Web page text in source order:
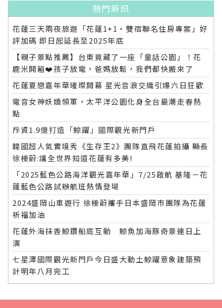
熱門新訊
花蓮三天兩夜旅遊「花蓮1+1‧雙宿聯名住房專案」好
評加碼 即日起延長至2025年底
【親子景點推薦】台東竟藏了一座「童話公園」！花
鹿米開箱❤️孩子放電，爸媽放鬆，我們都快搬來了
花蓮夏戀嘉年華璀璨開幕 星光音浪交織引爆六日狂歡
電音女神妖嬌領軍，太平洋公園化身全台最潮走春熱
點
斥資1.9億打造「鯨躍」國際觀光新門戶
韓國超人氣實境秀《生存王2》團隊直飛花蓮拍攝 縣長
徐榛蔚:讓全世界知道花蓮有多美!
「2025藍色公路海洋觀光嘉年華」7/25啟航 基隆－花
蓮藍色公路試辦航班熱情登場
2024盛岡山車遊行 徐榛蔚攜手日本盛岡市團隊為花蓮
祈福加油
花蓮外海抹香鯨鑽船底互動 鯨魚加海豚奇景連日上
演
七星潭國際觀光新門戶今日盛大動土鯨躍意象建築預
計明年八月完工